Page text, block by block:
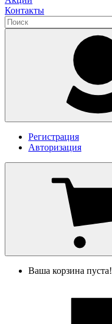
Контакты
Регистрация
Авторизация
Ваша корзина пуста!